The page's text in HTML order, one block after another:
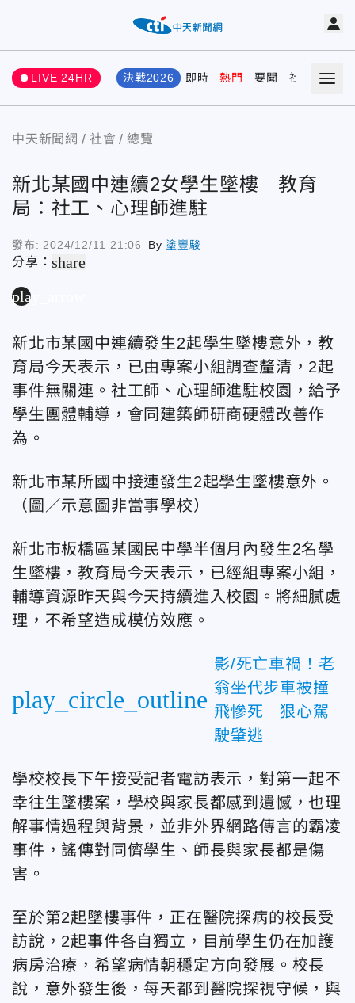
LIVE 24HR 決戰2026 即時 熱門 要聞 社會 娛樂
中天新聞網 社會 總覽
新北某國中連續2女學生墜樓 教育
局：社工、心理師進駐
發布: 2024/12/11 21:06 By塗豐駿
分享：share
play_arrow
新北市某國中連續發生2起學生墜樓意外，教
育局今天表示，已由專案小組調查釐清，2起
事件無關連。社工師、心理師進駐校園，給予
學生團體輔導，會同建築師研商硬體改善作
為。
新北市某所國中接連發生2起學生墜樓意外。
（圖／示意圖非當事學校）
新北市板橋區某國民中學半個月內發生2名學
生墜樓，教育局今天表示，已經組專案小組，
輔導資源昨天與今天持續進入校園。將細膩處
理，不希望造成模仿效應。
play_circle_outline
影/死亡車禍！老
翁坐代步車被撞
飛慘死 狠心駕
駛肇逃
學校校長下午接受記者電訪表示，對第一起不
幸往生墜樓案，學校與家長都感到遺憾，也理
解事情過程與背景，並非外界網路傳言的霸凌
事件，謠傳對同儕學生、師長與家長都是傷
害。
至於第2起墜樓事件，正在醫院探病的校長受
訪說，2起事件各自獨立，目前學生仍在加護
病房治療，希望病情朝穩定方向發展。校長
說，意外發生後，每天都到醫院探視守候，與